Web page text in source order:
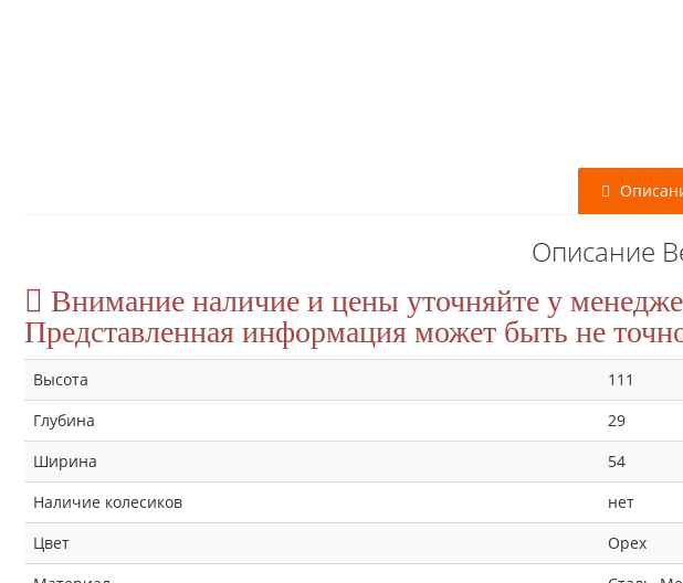
Описание
Внимание наличие и цены уточняйте у
Представленная информация может быть не
Высота
111
Глубина
29
Ширина
54
Наличие колесиков
нет
Цвет
Орех